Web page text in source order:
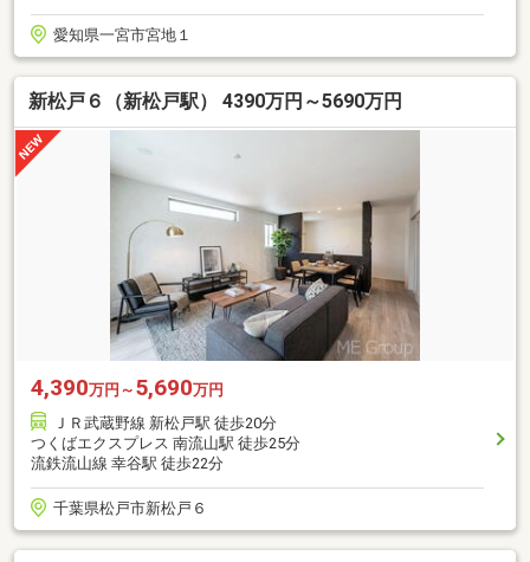
愛知県一宮市宮地１
新松戸６（新松戸駅） 4390万円～5690万円
4,390万円～ 5,690万円
ＪＲ武蔵野線 新松戸駅 徒歩20分
つくばエクスプレス 南流山駅 徒歩25分
流鉄流山線 幸谷駅 徒歩22分
千葉県松戸市新松戸６